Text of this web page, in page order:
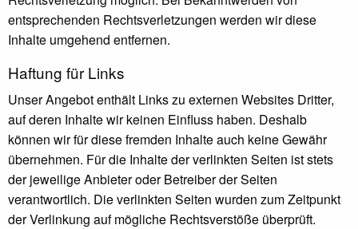
entsprechenden Rechtsverletzungen werden wir diese
Inhalte umgehend entfernen.
Haftung für Links
Unser Angebot enthält Links zu externen Websites Dritter,
auf deren Inhalte wir keinen Einfluss haben. Deshalb
können wir für diese fremden Inhalte auch keine Gewähr
übernehmen. Für die Inhalte der verlinkten Seiten ist stets
der jeweilige Anbieter oder Betreiber der Seiten
verantwortlich. Die verlinkten Seiten wurden zum Zeitpunkt
der Verlinkung auf mögliche Rechtsverstöße überprüft.